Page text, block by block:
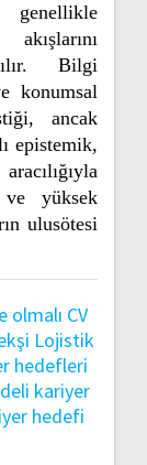
genellikle
Bilgi
konumsal
ancak
epistemik,
ve yüksek
ulusötesi
olmalı CV
Lojistik
hedefleri
kariyer
hedefi